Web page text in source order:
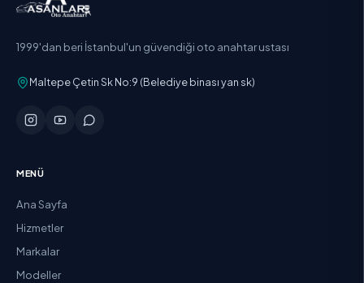
1999'dan beri İstanbul'un güvendiği oto anahtar ustası
Maltepe Çetin Sk No:9 (Belediye binası yan sk)
MENÜ
Ana Sayfa
Hizmetler
Markalar
Modeller